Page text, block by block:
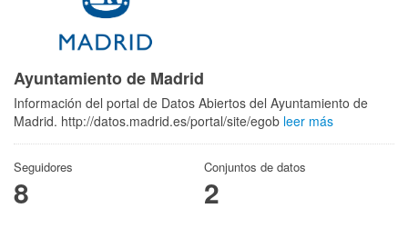
Ayuntamiento de Madrid
Información del portal de Datos Abiertos del Ayuntamiento de
Madrid. http://datos.madrid.es/portal/site/egob leer más
Seguidores
8
Conjuntos de datos
2